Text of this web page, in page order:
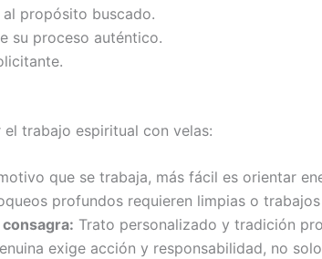
propósito buscado.
su proceso auténtico.
trabajo espiritual con velas:
que se trabaja, más fácil es orientar
profundos requieren limpias o
Trato personalizado y tradición
exige acción y responsabilidad, no